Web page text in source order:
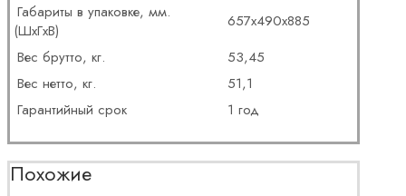
Габариты в упаковке, мм.
(ШхГхВ)
657х490х885
Вес брутто, кг.
53,45
Вес нетто, кг.
51,1
Гарантийный срок
1 год
Похожие